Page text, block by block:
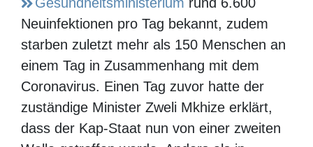
Neuinfektionen pro Tag bekannt, zudem
starben zuletzt mehr als 150 Menschen an
einem Tag in Zusammenhang mit dem
Coronavirus. Einen Tag zuvor hatte der
zuständige Minister Zweli Mkhize erklärt,
dass der Kap-Staat nun von einer zweiten